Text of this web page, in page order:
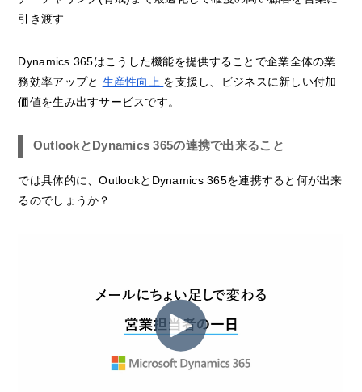
引き渡す
Dynamics 365はこうした機能を提供することで企業全体の業
務効率アップと 生産性向上 を支援し、ビジネスに新しい付加
価値を生み出すサービスです。
OutlookとDynamics 365の連携で出来ること
では具体的に、OutlookとDynamics 365を連携すると何が出来
るのでしょうか？